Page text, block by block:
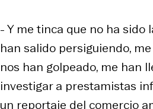
- Y me tinca que no ha sido
han salido persiguiendo,
nos han golpeado, me han
investigar a prestamistas
un reportaje del comercio